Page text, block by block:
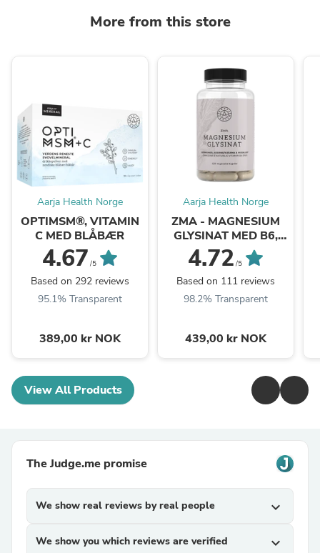
More from this store
Aarja Health Norge
OPTIMSM®, VITAMIN
C MED BLÅBÆR
4.67 /5
Based on 292 reviews
95.1% Transparent
389,00 kr NOK
Aarja Health Norge
ZMA - MAGNESIUM
GLYSINAT MED B6,
SINK OG HAMP
4.72 /5
Based on 111 reviews
98.2% Transparent
439,00 kr NOK
View All Products
The Judge.me promise
We show real reviews by real people expand_more
We show you which reviews are verified expand_more